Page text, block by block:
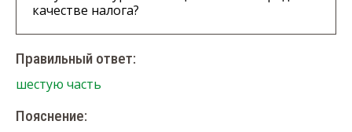
качестве налога?
Правильный ответ:
шестую часть
Пояснение: